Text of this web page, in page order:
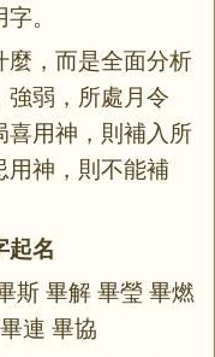
。
麼，而是全面分析
強弱，所處月令
喜用神，則補入所
用神，則不能補
起名
斯 畢解 畢瑩 畢燃
連 畢協